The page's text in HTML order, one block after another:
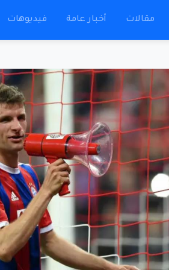
مقالات أخبار عامة فيديوهات